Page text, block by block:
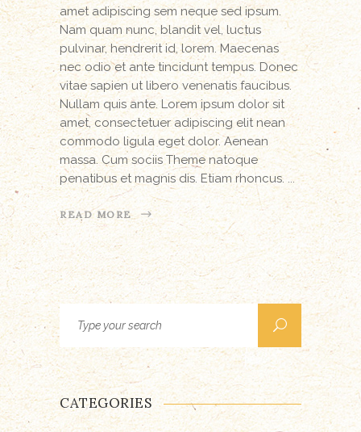
amet adipiscing sem neque sed ipsum.
Nam quam nunc, blandit vel, luctus
pulvinar, hendrerit id, lorem. Maecenas
nec odio et ante tincidunt tempus. Donec
vitae sapien ut libero venenatis faucibus.
Nullam quis ante. Lorem ipsum dolor sit
amet, consectetuer adipiscing elit nean
commodo ligula eget dolor. Aenean
massa. Cum sociis Theme natoque
penatibus et magnis dis. Etiam rhoncus.
READ MORE
Search
for:
CATEGORIES